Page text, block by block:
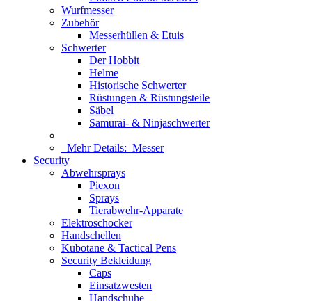
Wurfmesser
Zubehör
Messerhüllen & Etuis
Schwerter
Der Hobbit
Helme
Historische Schwerter
Rüstungen & Rüstungsteile
Säbel
Samurai- & Ninjaschwerter
Mehr Details: Messer
Security
Abwehrsprays
Piexon
Sprays
Tierabwehr-Apparate
Elektroschocker
Handschellen
Kubotane & Tactical Pens
Security Bekleidung
Caps
Einsatzwesten
Handschuhe